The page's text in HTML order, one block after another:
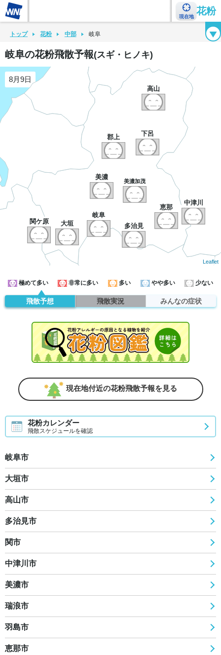
現在地
花粉
花粉カレンダー 花粉図鑑 花粉症チェックシート 花粉症ハンドブック
トップ 花粉 中部 岐阜
岐阜の花粉飛散予報(スギ・ヒノキ)
8月9日
高山
下呂
美濃
大垣
恵那
郡上
多治見
中津川
美濃加茂
岐阜
関ケ原
Leaflet
極めて多い 非常に多い 多い やや多い 少ない
飛散予想 飛散実況 みんなの症状
現在地付近の花粉飛散予報を見る
花粉カレンダー
飛散スケジュールを確認
岐阜市
大垣市
高山市
多治見市
関市
中津川市
美濃市
瑞浪市
羽島市
恵那市